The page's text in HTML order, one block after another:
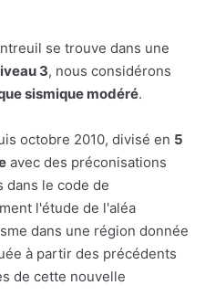
se trouve dans une
3, nous considérons
sismique modéré.
octobre 2010, divisé en 5
avec des préconisations
le code de
l'étude de l'aléa
dans une région donnée
à partir des précédents
de cette nouvelle